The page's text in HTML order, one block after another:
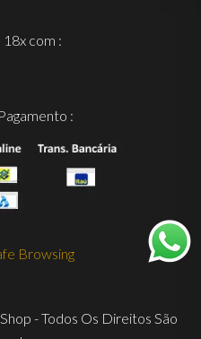
com :
:
- Todos Os Direitos São